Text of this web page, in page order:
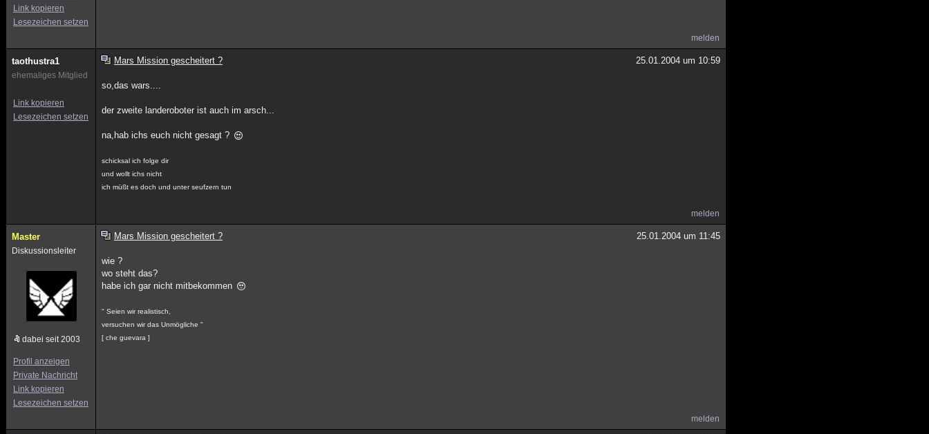
Link kopieren
Lesezeichen setzen
melden
taothustra1
ehemaliges Mitglied
Link kopieren
Lesezeichen setzen
Mars Mission gescheitert ? 25.01.2004 um 10:59
so,das wars....
der zweite landeroboter ist auch im arsch...
na,hab ichs euch nicht gesagt ?
schicksal ich folge dir
und wollt ichs nicht
ich müßt es doch und unter seufzern tun
melden
Master
Diskussionsleiter
dabei seit 2003
Profil anzeigen
Private Nachricht
Link kopieren
Lesezeichen setzen
Mars Mission gescheitert ? 25.01.2004 um 11:45
wie ?
wo steht das?
habe ich gar nicht mitbekommen
" Seien wir realistisch,
versuchen wir das Unmögliche "
[ che guevara ]
melden